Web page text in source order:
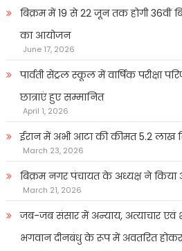
बिक्रम में 19 से 22 जून तक होगी 36वीं
का आयोजन
June 17, 2026
पार्वती सेंट्रल स्कूल में वार्षिक परीक्षा
छात्राएं हुए सम्मानित
April 1, 2026
ईरान में अभी आटा की कीमत 5.2 लाख
March 23, 2026
बिक्रम नगर पंचायत के अध्यक्ष ने किया
March 21, 2026
जब-जब संसार में अन्याय, अत्याचार एवं
भगवान दीनबंधु के रूप में अवतरित होकर